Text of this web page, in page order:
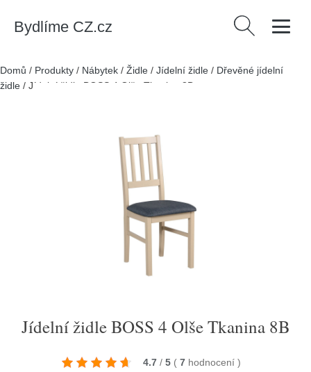
Bydlíme CZ.cz Vyhledávání
Domů / Produkty / Nábytek / Židle / Jídelní židle / Dřevěné jídelní
židle / Jídelní židle BOSS 4 Olše Tkanina 8B
Jídelní židle BOSS 4 Olše Tkanina 8B
4.7 / 5 ( 7 hodnocení )